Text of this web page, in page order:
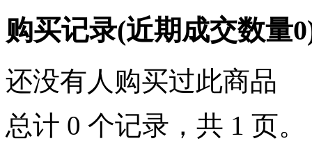
购买记录(近期成交数量0
还没有人购买过此商品
总计 0 个记录，共 1 页。